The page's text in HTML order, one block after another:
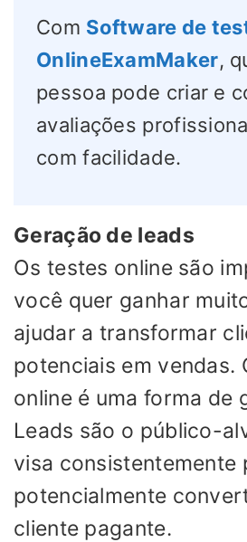
Com Software de
OnlineExamMaker,
pessoa pode criar e
avaliações
com facilidade.
Geração de leads
Os testes online são
você quer ganhar
ajudar a transformar
potenciais em vendas.
online é uma forma de
Leads são o público-
visa consistentemente
potencialmente
cliente pagante.